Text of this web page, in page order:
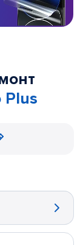
Plus